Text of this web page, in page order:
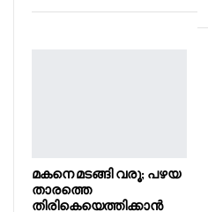
മകനെ മടങ്ങി വരൂ; പഴയ
താരത്തെ
തിരികെയെത്തിക്കാൻ